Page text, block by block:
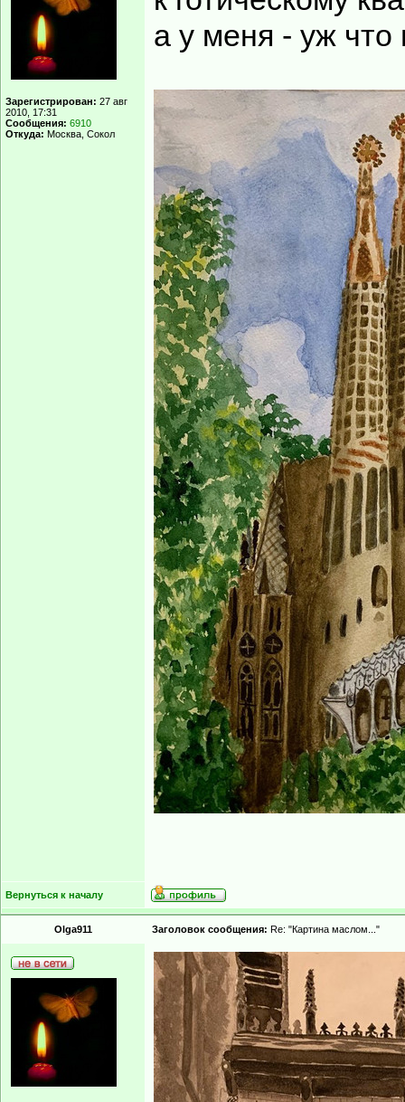
Зарегистрирован: 27 авг
2010, 17:31
Сообщения: 6910
Откуда: Москва, Сокол
а у меня - уж что
Вернуться к началу
Olga911 Заголовок сообщения: Re: "Картина маслом..."